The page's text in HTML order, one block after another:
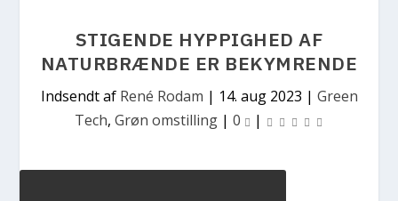
STIGENDE HYPPIGHED AF
NATURBRÆNDE ER BEKYMRENDE
Indsendt af René Rodam | 14. aug 2023 | Green
Tech, Grøn omstilling| 0 |